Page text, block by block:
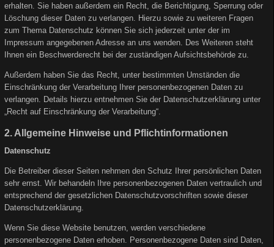
erhalten. Sie haben außerdem ein Recht, die Berichtigung, Sperrung oder
Löschung dieser Daten zu verlangen. Hierzu sowie zu weiteren Fragen
zum Thema Datenschutz können Sie sich jederzeit unter der im
Impressum angegebenen Adresse an uns wenden. Des Weiteren steht
Ihnen ein Beschwerderecht bei der zuständigen Aufsichtsbehörde zu.
Außerdem haben Sie das Recht, unter bestimmten Umständen die
Einschränkung der Verarbeitung Ihrer personenbezogenen Daten zu
verlangen. Details hierzu entnehmen Sie der Datenschutzerklärung unter
„Recht auf Einschränkung der Verarbeitung“.
2. Allgemeine Hinweise und Pflichtinformationen
Datenschutz
Die Betreiber dieser Seiten nehmen den Schutz Ihrer persönlichen Daten
sehr ernst. Wir behandeln Ihre personenbezogenen Daten vertraulich und
entsprechend der gesetzlichen Datenschutzvorschriften sowie dieser
Datenschutzerklärung.
Wenn Sie diese Website benutzen, werden verschiedene
personenbezogene Daten erhoben. Personenbezogene Daten sind Daten,